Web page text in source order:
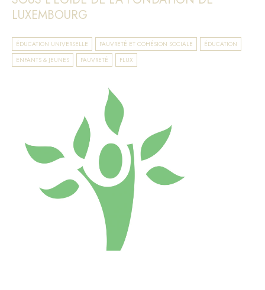
LUXEMBOURG
ÉDUCATION UNIVERSELLE PAUVRETÉ ET COHÉSION SOCIALE
ÉDUCATION
ENFANTS & JEUNES
PAUVRETÉ FLUX